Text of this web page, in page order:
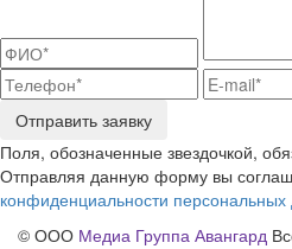
Отправить заявку
Поля, обозначенные звездочкой,
Отправляя данную форму вы
конфиденциальности
© ООО Медиа Группа Авангард